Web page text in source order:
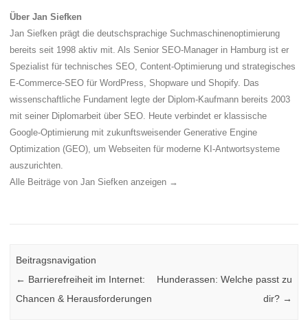
Über Jan Siefken
Jan Siefken prägt die deutschsprachige Suchmaschinenoptimierung
bereits seit 1998 aktiv mit. Als Senior SEO-Manager in Hamburg ist er
Spezialist für technisches SEO, Content-Optimierung und strategisches
E-Commerce-SEO für WordPress, Shopware und Shopify. Das
wissenschaftliche Fundament legte der Diplom-Kaufmann bereits 2003
mit seiner Diplomarbeit über SEO. Heute verbindet er klassische
Google-Optimierung mit zukunftsweisender Generative Engine
Optimization (GEO), um Webseiten für moderne KI-Antwortsysteme
auszurichten.
Alle Beiträge von Jan Siefken anzeigen →
Beitragsnavigation
← Barrierefreiheit im Internet:
Chancen & Herausforderungen
Hunderassen: Welche passt zu
dir? →